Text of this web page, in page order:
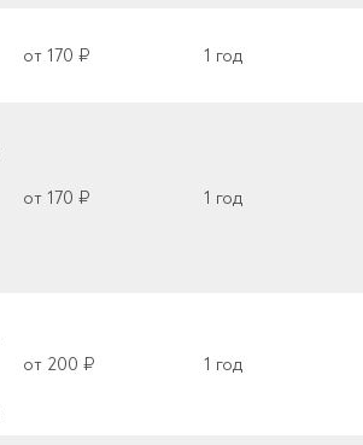
от 170 ₽ 1 год
от 170 ₽ 1 год
от 200 ₽ 1 год